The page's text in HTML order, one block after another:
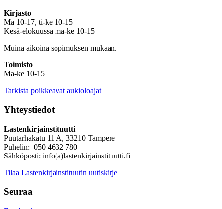
Kirjasto
Ma 10-17, ti-ke 10-15
Kesä-elokuussa ma-ke 10-15
Muina aikoina sopimuksen mukaan.
Toimisto
Ma-ke 10-15
Tarkista poikkeavat aukioloajat
Yhteystiedot
Lastenkirjainstituutti
Puutarhakatu 11 A, 33210 Tampere
Puhelin: 050 4632 780
Sähköposti: info(a)lastenkirjainstituutti.fi
Tilaa Lastenkirjainstituutin uutiskirje
Seuraa